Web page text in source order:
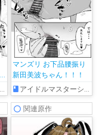
マンズリ お下品腰振り
新田美波ちゃん！！！
アイドルマスターシンデレラガールズ
関連原作